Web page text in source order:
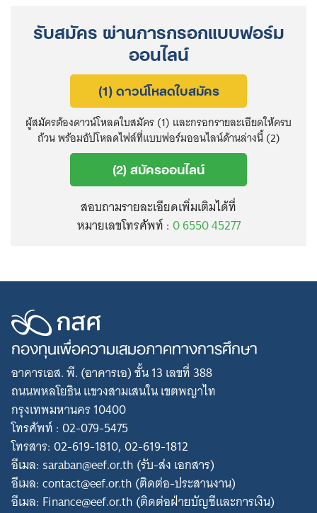
รับสมัคร ผ่านการกรอกแบบฟอร์ม
ออนไลน์
(1) ดาวน์โหลดใบสมัคร
ผู้สมัครต้องดาวน์โหลดใบสมัคร (1) และกรอกรายละเอียดให้ครบ
ถ้วน พร้อมอัปโหลดไฟล์ที่แบบฟอร์มออนไลน์ด้านล่างนี้ (2)
(2) สมัครออนไลน์
สอบถามรายละเอียดเพิ่มเติมได้ที่
หมายเลขโทรศัพท์ : 0 6550 45277
กองทุนเพื่อความเสมอภาคทางการศึกษา
อาคารเอส. พี. (อาคารเอ) ชั้น 13 เลขที่ 388
ถนนพหลโยธิน แขวงสามเสนใน เขตพญาไท
กรุงเทพมหานคร 10400
โทรศัพท์ : 02-079-5475
โทรสาร: 02-619-1810, 02-619-1812
อีเมล: saraban@eef.or.th (รับ-ส่ง เอกสาร)
อีเมล: contact@eef.or.th (ติดต่อ-ประสานงาน)
อีเมล: Finance@eef.or.th (ติดต่อฝ่ายบัญชีและการเงิน)